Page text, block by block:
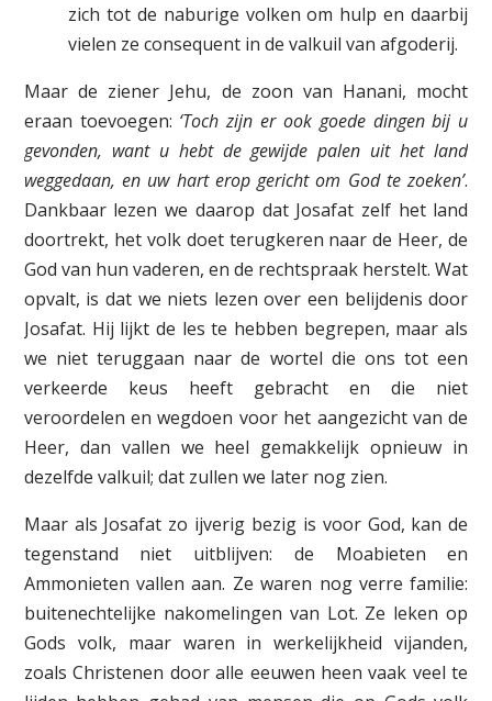
zich tot de naburige volken om hulp en daarbij
vielen ze consequent in de valkuil van afgoderij.
Maar de ziener Jehu, de zoon van Hanani, mocht
eraan toevoegen: ‘Toch zijn er ook goede dingen bij u
gevonden, want u hebt de gewijde palen uit het land
weggedaan, en uw hart erop gericht om God te zoeken’.
Dankbaar lezen we daarop dat Josafat zelf het land
doortrekt, het volk doet terugkeren naar de Heer, de
God van hun vaderen, en de rechtspraak herstelt. Wat
opvalt, is dat we niets lezen over een belijdenis door
Josafat. Hij lijkt de les te hebben begrepen, maar als
we niet teruggaan naar de wortel die ons tot een
verkeerde keus heeft gebracht en die niet
veroordelen en wegdoen voor het aangezicht van de
Heer, dan vallen we heel gemakkelijk opnieuw in
dezelfde valkuil; dat zullen we later nog zien.
Maar als Josafat zo ijverig bezig is voor God, kan de
tegenstand niet uitblijven: de Moabieten en
Ammonieten vallen aan. Ze waren nog verre familie:
buitenechtelijke nakomelingen van Lot. Ze leken op
Gods volk, maar waren in werkelijkheid vijanden,
zoals Christenen door alle eeuwen heen vaak veel te